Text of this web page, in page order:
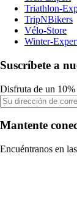
Triathlon-
TripNBikers
Vélo-Store
Winter-
Suscríbete a
Disfruta de un
Mantente
Encuéntranos en